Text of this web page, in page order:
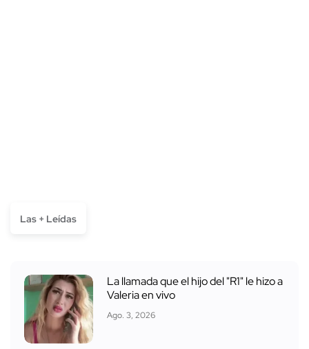
Las + Leídas
La llamada que el hijo del "R1" le hizo a
Valeria en vivo
Ago. 3, 2026